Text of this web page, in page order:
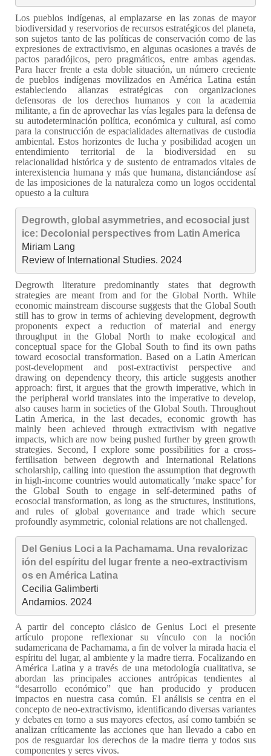
Los pueblos indígenas, al emplazarse en las zonas de mayor
biodiversidad y reservorios de recursos estratégicos del planeta,
son sujetos tanto de las políticas de conservación como de las
expresiones de extractivismo, en algunas ocasiones a través de
pactos paradójicos, pero pragmáticos, entre ambas agendas.
Para hacer frente a esta doble situación, un número creciente
de pueblos indígenas movilizados en América Latina están
estableciendo alianzas estratégicas con organizaciones
defensoras de los derechos humanos y con la academia
militante, a fin de aprovechar las vías legales para la defensa de
su autodeterminación política, económica y cultural, así como
para la construcción de espacialidades alternativas de custodia
ambiental. Estos horizontes de lucha y posibilidad acogen un
entendimiento territorial de la biodiversidad en su
relacionalidad histórica y de sustento de entramados vitales de
interexistencia humana y más que humana, distanciándose así
de las imposiciones de la naturaleza como un logos occidental
opuesto a la cultura
Degrowth, global asymmetries, and ecosocial just
ice: Decolonial perspectives from Latin America
Miriam Lang
Review of International Studies. 2024
Degrowth literature predominantly states that degrowth
strategies are meant from and for the Global North. While
economic mainstream discourse suggests that the Global South
still has to grow in terms of achieving development, degrowth
proponents expect a reduction of material and energy
throughput in the Global North to make ecological and
conceptual space for the Global South to find its own paths
toward ecosocial transformation. Based on a Latin American
post-development and post-extractivist perspective and
drawing on dependency theory, this article suggests another
approach: first, it argues that the growth imperative, which in
the peripheral world translates into the imperative to develop,
also causes harm in societies of the Global South. Throughout
Latin America, in the last decades, economic growth has
mainly been achieved through extractivism with negative
impacts, which are now being pushed further by green growth
strategies. Second, I explore some possibilities for a cross-
fertilisation between degrowth and International Relations
scholarship, calling into question the assumption that degrowth
in high-income countries would automatically ‘make space’ for
the Global South to engage in self-determined paths of
ecosocial transformation, as long as the structures, institutions,
and rules of global governance and trade which secure
profoundly asymmetric, colonial relations are not challenged.
Del Genius Loci a la Pachamama. Una revalorizac
ión del espíritu del lugar frente a neo-extractivism
os en América Latina
Cecilia Galimberti
Andamios. 2024
A partir del concepto clásico de Genius Loci el presente
artículo propone reflexionar su vínculo con la noción
sudamericana de Pachamama, a fin de volver la mirada hacia el
espíritu del lugar, al ambiente y la madre tierra. Focalizando en
América Latina y a través de una metodología cualitativa, se
abordan las principales acciones antrópicas tendientes al
“desarrollo económico” que han producido y producen
impactos en nuestra casa común. El análisis se centra en el
concepto de neo-extractivismo, identificando diversas variantes
y debates en torno a sus mayores efectos, así como también se
analizan críticamente las acciones que han llevado a cabo en
pos de resguardar los derechos de la madre tierra y todos sus
componentes y seres vivos.